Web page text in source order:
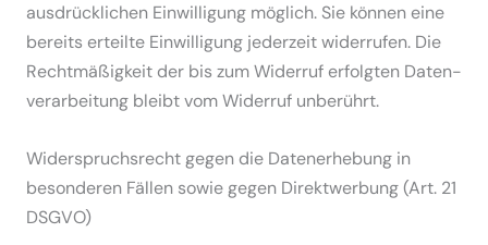
ausdrück­lichen Einwil­ligung möglich. Sie können eine
bereits erteilte Einwil­ligung jederzeit wider­rufen. Die
Recht­mä­ßigkeit der bis zum Widerruf erfolgten Daten­
ver­ar­beitung bleibt vom Widerruf unberührt.
Wider­spruchs­recht gegen die Daten­er­hebung in
beson­deren Fällen sowie gegen Direkt­werbung (Art. 21
DSGVO)